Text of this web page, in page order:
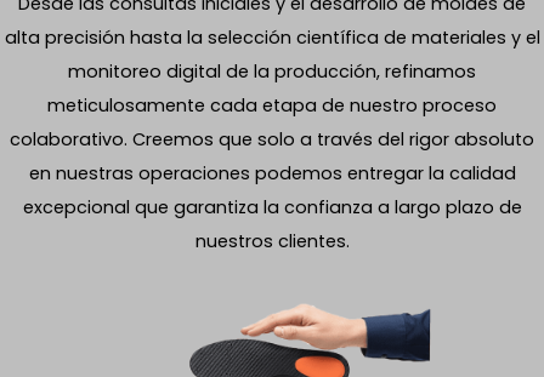
alta precisión hasta la selección científica de materiales y el
monitoreo digital de la producción, refinamos
meticulosamente cada etapa de nuestro proceso
colaborativo. Creemos que solo a través del rigor absoluto
en nuestras operaciones podemos entregar la calidad
excepcional que garantiza la confianza a largo plazo de
nuestros clientes.